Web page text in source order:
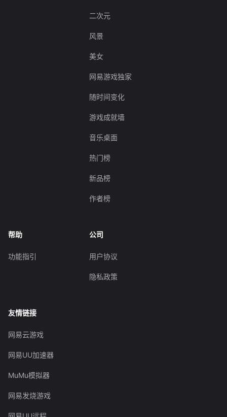
二次元
风景
美女
网易游戏独家
随时间变化
游戏成就墙
音乐桌面
热门榜
新品榜
作者榜
帮助
功能指引
公司
用户协议
隐私政策
友情链接
网易云游戏
网易UU加速器
MuMu模拟器
网易发烧游戏